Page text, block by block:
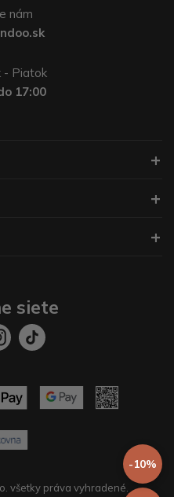
-10%
nám
- Piatok
17:00
siete
všetky práva vyhradené.